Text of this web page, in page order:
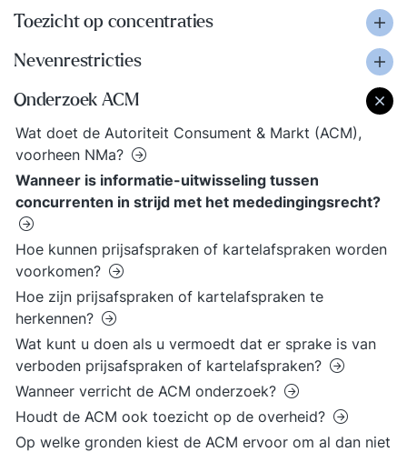
Toezicht op concentraties
Nevenrestricties
Onderzoek ACM
Wat doet de Autoriteit Consument & Markt (ACM),
voorheen NMa?
Wanneer is informatie-uitwisseling tussen
concurrenten in strijd met het mededingingsrecht?
Hoe kunnen prijsafspraken of kartelafspraken worden
voorkomen?
Hoe zijn prijsafspraken of kartelafspraken te
herkennen?
Wat kunt u doen als u vermoedt dat er sprake is van
verboden prijsafspraken of kartelafspraken?
Wanneer verricht de ACM onderzoek?
Houdt de ACM ook toezicht op de overheid?
Op welke gronden kiest de ACM ervoor om al dan niet